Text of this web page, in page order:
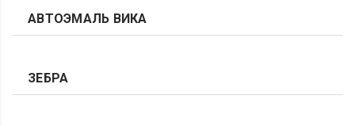
АВТОЭМАЛЬ ВИКА
ЗЕБРА